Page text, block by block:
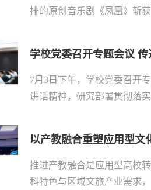
排的原创音乐剧《凤凰》斩
学校党委召开专题会议
7月3日下午，学校党委召开
讲话精神，研究部署贯彻落
以产教融合重塑应用型
推进产教融合是应用型高校
科特色与区域文旅产业需求